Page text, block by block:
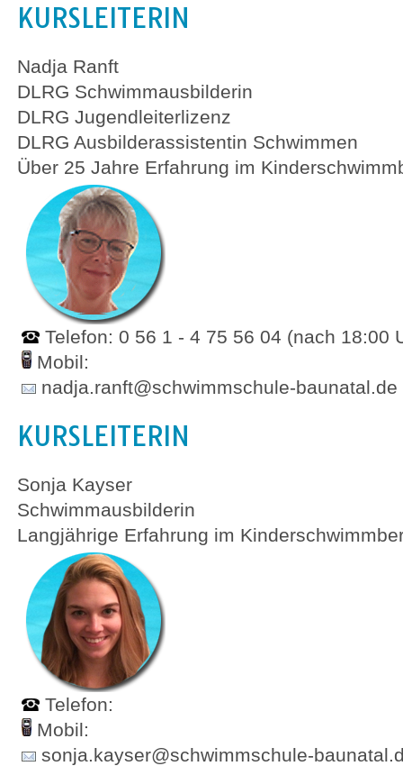
KURSLEITERIN
Nadja Ranft
DLRG Schwimmausbilderin
DLRG Jugendleiterlizenz
DLRG Ausbilderassistentin Schwimmen
Über 25 Jahre Erfahrung im
Telefon: 0 56 1 - 4 75 56 04 (nach 18:00
Mobil:
nadja.ranft@schwimmschule-baunatal.de
KURSLEITERIN
Sonja Kayser
Schwimmausbilderin
Langjährige Erfahrung im
Telefon:
Mobil:
sonja.kayser@schwimmschule-